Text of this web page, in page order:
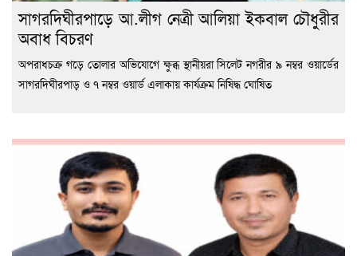
সাগরদিঘীরপাড়ে আ.লীগ নেত্রী আলিয়া ইকবাল চৌধুরীর
অবাধ বিচরণ
অপরাধচক্র গড়ে তোলার অভিযোগে ক্ষুব্ধ স্থানীয়রা সিলেট নগরীর ৯ নম্বর ওয়ার্ডের
সাগরদিঘীরপাড় ও ৭ নম্বর ওয়ার্ড এলাকায় কার্যক্রম নিষিদ্ধ ঘোষিত